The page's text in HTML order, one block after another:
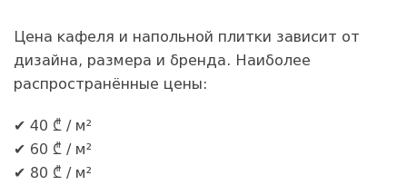
Цена кафеля и напольной плитки зависит от
дизайна, размера и бренда. Наиболее
распространённые цены:
✔ 40 ₾ / м²
✔ 60 ₾ / м²
✔ 80 ₾ / м²